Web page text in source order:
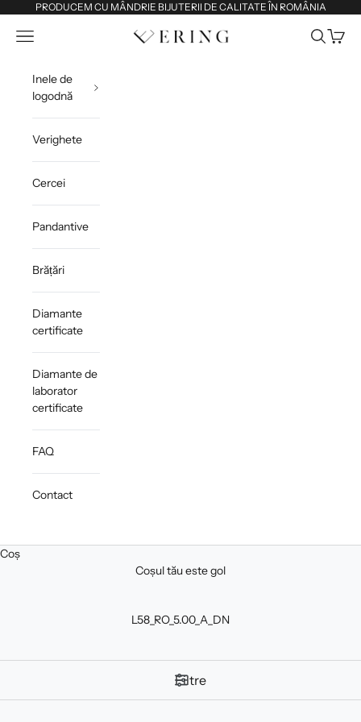
Sari la conținutPRODUCEM CU MÂNDRIE BIJUTERII DE CALITATE ÎN ROMÂNIA
Ering
Deschide meniul de navigare Deschide
Inele de
logodnă
Verighete
Cercei
Pandantive
Brățări
Diamante
certificate
Diamante de
laborator
certificate
FAQ
Contact
Coș
Coșul tău este gol
L58_RO_5.00_A_DN
Filtre